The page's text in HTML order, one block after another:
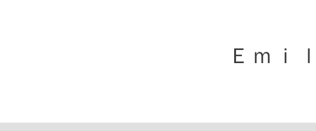
Ｅｍｉ